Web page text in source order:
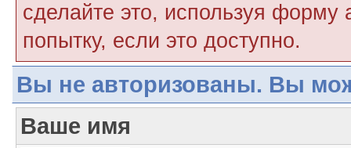
сделайте это, используя форму
попытку, если это доступно.
Вы не авторизованы. Вы
Ваше имя